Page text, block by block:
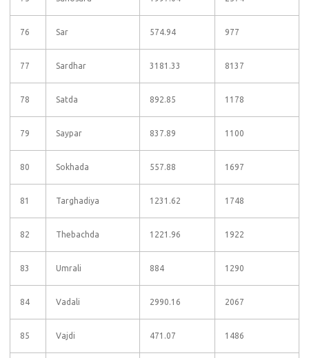
76 Sar 574.94 977
77 Sardhar 3181.33 8137
78 Satda 892.85 1178
79 Saypar 837.89 1100
80 Sokhada 557.88 1697
81 Targhadiya 1231.62 1748
82 Thebachda 1221.96 1922
83 Umrali 884 1290
84 Vadali 2990.16 2067
85 Vajdi 471.07 1486